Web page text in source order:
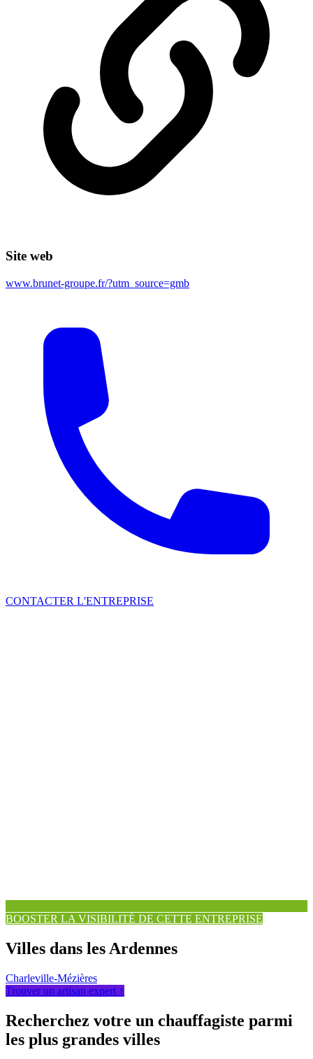
Site web
www.brunet-groupe.fr/?utm_source=gmb
CONTACTER L'ENTREPRISE
BOOSTER LA VISIBILITÉ DE CETTE ENTREPRISE
Villes dans les Ardennes
Charleville-Mézières
Trouver un artisan expert ↑
Recherchez votre un chauffagiste parmi
les plus grandes villes